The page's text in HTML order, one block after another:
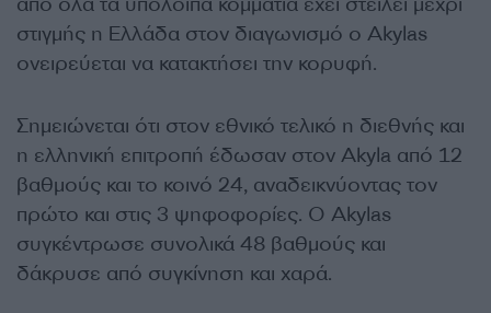
στιγμής η Ελλάδα στον διαγωνισμό ο Akylas
ονειρεύεται να κατακτήσει την κορυφή.
Σημειώνεται ότι στον εθνικό τελικό η διεθνής και
η ελληνική επιτροπή έδωσαν στον Akyla από 12
βαθμούς και το κοινό 24, αναδεικνύοντας τον
πρώτο και στις 3 ψηφοφορίες. Ο Αkylas
συγκέντρωσε συνολικά 48 βαθμούς και
δάκρυσε από συγκίνηση και χαρά.